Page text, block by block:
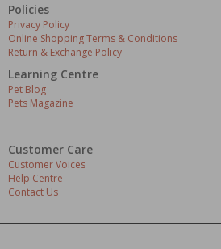
Policies
Privacy Policy
Online Shopping Terms & Conditions
Return & Exchange Policy
Learning Centre
Pet Blog
Pets Magazine
Customer Care
Customer Voices
Help Centre
Contact Us